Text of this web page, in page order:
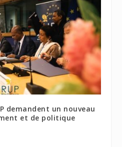
demandent un nouveau
et de politique